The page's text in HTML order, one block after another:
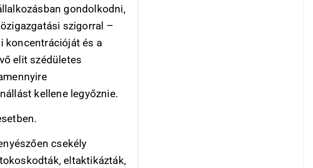
gondolkodni,
szigorral –
koncentrációját és a
elit szédületes
kellene legyőznie.
csekély
eltaktikázták,